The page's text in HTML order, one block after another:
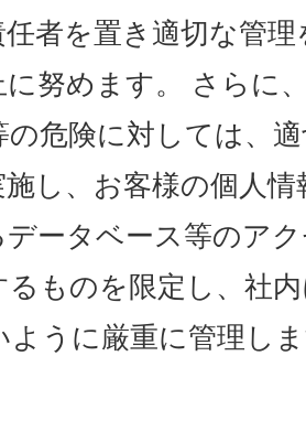
者を置き適切な管
努めます。 さらに
の危険に対しては、
し、お客様の個人
データベース等のア
るものを限定し、社
ように厳重に管理し